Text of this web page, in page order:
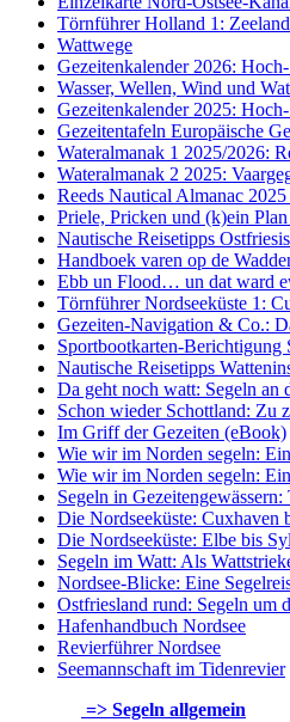
Törnführer Holland 1:
Wattwege
Gezeitenkalender 2026:
Wasser, Wellen, Wind und
Gezeitenkalender 2025:
Gezeitentafeln Europäische
Wateralmanak 1 2025/2026:
Wateralmanak 2 2025:
Reeds Nautical Almanac
Priele, Pricken und (k)ein
Nautische Reisetipps
Handboek varen op de
Ebb un Flood… un dat ward
Törnführer Nordseeküste 1:
Gezeiten-Navigation & Co.:
Sportbootkarten-Berichtigung
Nautische Reisetipps
Da geht noch watt: Segeln an
Schon wieder Schottland: Zu
Im Griff der Gezeiten (eBook)
Wie wir im Norden segeln:
Wie wir im Norden segeln:
Segeln in
Die Nordseeküste: Cuxhaven
Die Nordseeküste: Elbe bis
Segeln im Watt: Als
Nordsee-Blicke: Eine
Ostfriesland rund: Segeln um
Hafenhandbuch Nordsee
Revierführer Nordsee
Seemannschaft im Tidenrevier
=> Segeln allgemein